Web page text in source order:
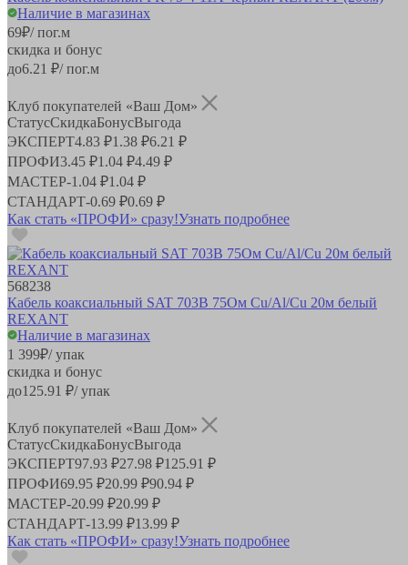
Наличие в магазинах
69₽/ пог.м
скидка и бонус
до6.21 ₽/ пог.м
Клуб покупателей «Ваш Дом»
СтатусСкидкаБонусВыгода
ЭКСПЕРТ4.83 ₽1.38 ₽6.21 ₽
ПРОФИ3.45 ₽1.04 ₽4.49 ₽
МАСТЕР-1.04 ₽1.04 ₽
СТАНДАРТ-0.69 ₽0.69 ₽
Как стать «ПРОФИ» сразу!Узнать подробнее
568238
Кабель коаксиальный SAT 703B 75Ом Cu/Al/Cu 20м белый
REXANT
Наличие в магазинах
1 399₽/ упак
скидка и бонус
до125.91 ₽/ упак
Клуб покупателей «Ваш Дом»
СтатусСкидкаБонусВыгода
ЭКСПЕРТ97.93 ₽27.98 ₽125.91 ₽
ПРОФИ69.95 ₽20.99 ₽90.94 ₽
МАСТЕР-20.99 ₽20.99 ₽
СТАНДАРТ-13.99 ₽13.99 ₽
Как стать «ПРОФИ» сразу!Узнать подробнее